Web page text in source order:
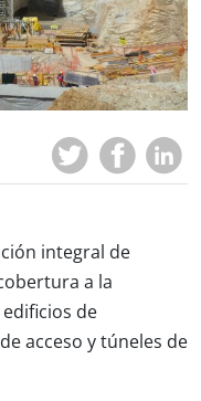
integral de
a la
de
acceso y túneles de